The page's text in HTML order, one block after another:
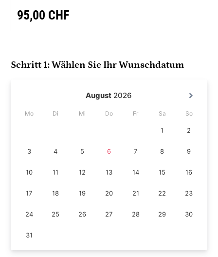
95,00 CHF
Schritt 1: Wählen Sie Ihr Wunschdatum